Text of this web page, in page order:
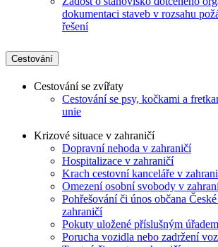
dokumentaci staveb v rozsahu
řešení
Cestování
Cestování se zvířaty
Cestování se psy, kočkami a
unie
Krizové situace v zahraničí
Dopravní nehoda v zahraničí
Hospitalizace v zahraničí
Krach cestovní kanceláře v
Omezení osobní svobody v
Pohřešování či únos občana
zahraničí
Pokuty uložené příslušným
Porucha vozidla nebo zadržení